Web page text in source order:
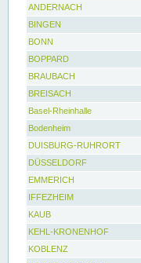
ANDERNACH
BINGEN
BONN
BOPPARD
BRAUBACH
BREISACH
Basel-Rheinhalle
Bodenheim
DUISBURG-RUHRORT
DÜSSELDORF
EMMERICH
IFFEZHEIM
KAUB
KEHL-KRONENHOF
KOBLENZ